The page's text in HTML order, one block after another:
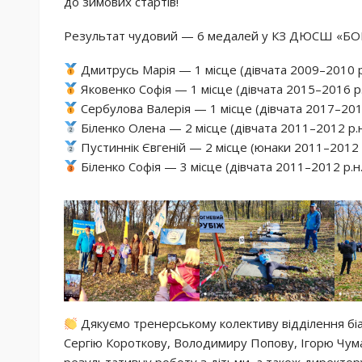
Результат чудовий — 6 медалей у КЗ ДЮСШ
Дмитрусь Марія — 1 місце (дівчата 2009–2010
Яковенко Софія — 1 місце (дівчата 2015–2016
Сербулова Валерія — 1 місце (дівчата
Біленко Олена — 2 місце (дівчата 2011–2012
Пустиннік Євгеній — 2 місце (юнаки 2011–2012
Біленко Софія — 3 місце (дівчата 2011–2012
Дякуємо тренерському колективу відділення
Сергію Короткову, Володимиру Попову, Ігорю